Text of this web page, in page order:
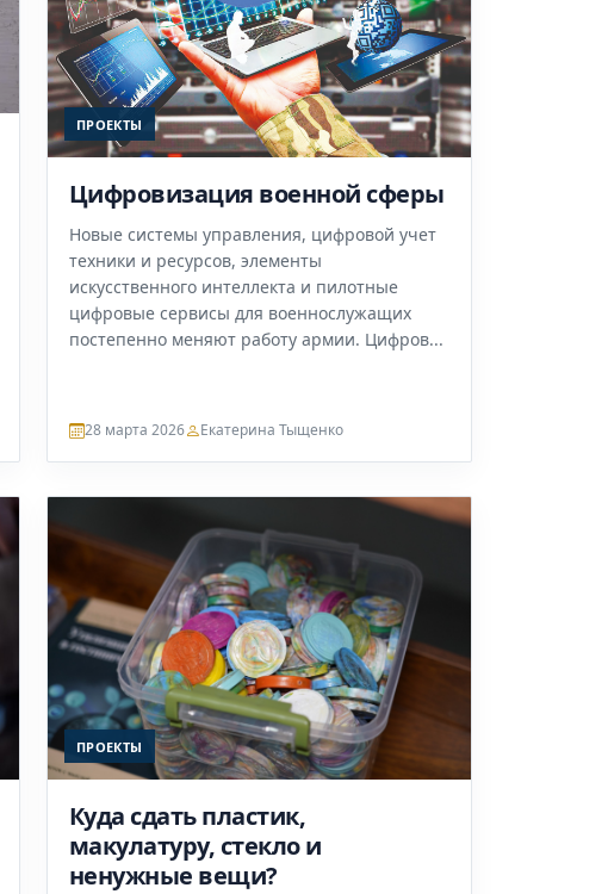
ПРОЕКТЫ
Цифровизация военной сферы
Новые системы управления, цифровой учет
техники и ресурсов, элементы
искусственного интеллекта и пилотные
цифровые сервисы для военнослужащих
постепенно меняют работу армии. Цифров...
28 марта 2026 Екатерина Тыщенко
ПРОЕКТЫ
Куда сдать пластик,
макулатуру, стекло и
ненужные вещи?